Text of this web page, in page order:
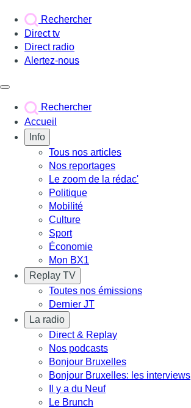
Rechercher
Direct tv
Direct radio
Alertez-nous
Rechercher
Accueil
Info
Tous nos articles
Nos reportages
Le zoom de la rédac'
Politique
Mobilité
Culture
Sport
Économie
Mon BX1
Replay TV
Toutes nos émissions
Dernier JT
La radio
Direct & Replay
Nos podcasts
Bonjour Bruxelles
Bonjour Bruxelles: les interviews
Il y a du Neuf
Le Brunch